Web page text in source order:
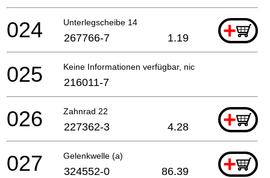
Unterlegscheibe 14 +
024 267766-7 1.19
Keine Informationen verfügbar, nicht bestellbar
025 216011-7
Zahnrad 22 +
026 227362-3 4.28
Gelenkwelle (a) +
027 324552-0 86.39